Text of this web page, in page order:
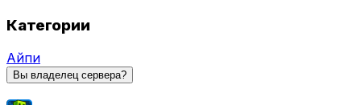
Категории
Айпи
Вы владелец сервера?